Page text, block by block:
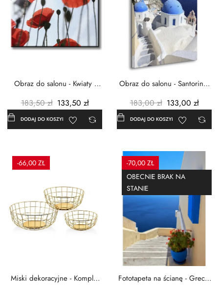
Obraz do salonu - Kwiaty -
183,50 zł 133,50 zł
DODAJ DO KOSZYKA
Obraz do salonu - Santorini -
183,00 zł 133,00 zł
DODAJ DO KOSZYKA
-66,00 ZŁ
Miski dekoracyjne - Komplet
-70,00 ZŁ
OBECNIE BRAK NA
STANIE
Fototapeta na ścianę - Grecja